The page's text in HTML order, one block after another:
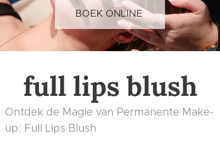
BOEK ONLINE
full lips blush
Ontdek de Magie van Permanente Make-
up: Full Lips Blush